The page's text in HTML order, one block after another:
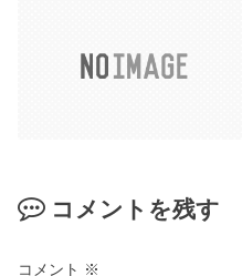
コメントを残す
コメント ※